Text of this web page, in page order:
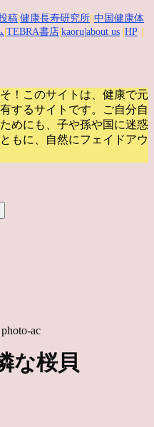
稿 健康長寿研究所 中国健康体
TEBRA書店 kaoru |about us HP
！このサイトは、健康で元
するサイトです。
ご自分自
めにも、子や孫や国に迷惑
もに、自然にフェイドアウ
ac
な桜貝